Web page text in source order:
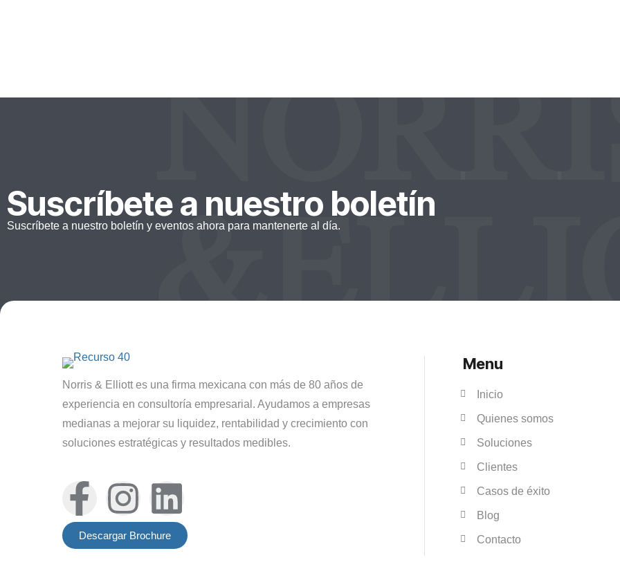
Suscríbete a nuestro boletín
Suscríbete a nuestro boletín y eventos ahora para mantenerte al día.
Norris & Elliott es una firma mexicana con más de 80 años de
experiencia en consultoría empresarial. Ayudamos a empresas
medianas a mejorar su liquidez, rentabilidad y crecimiento con
soluciones estratégicas y resultados medibles.
Descargar Brochure
Menu
Inicio
Quienes somos
Soluciones
Clientes
Casos de éxito
Blog
Contacto